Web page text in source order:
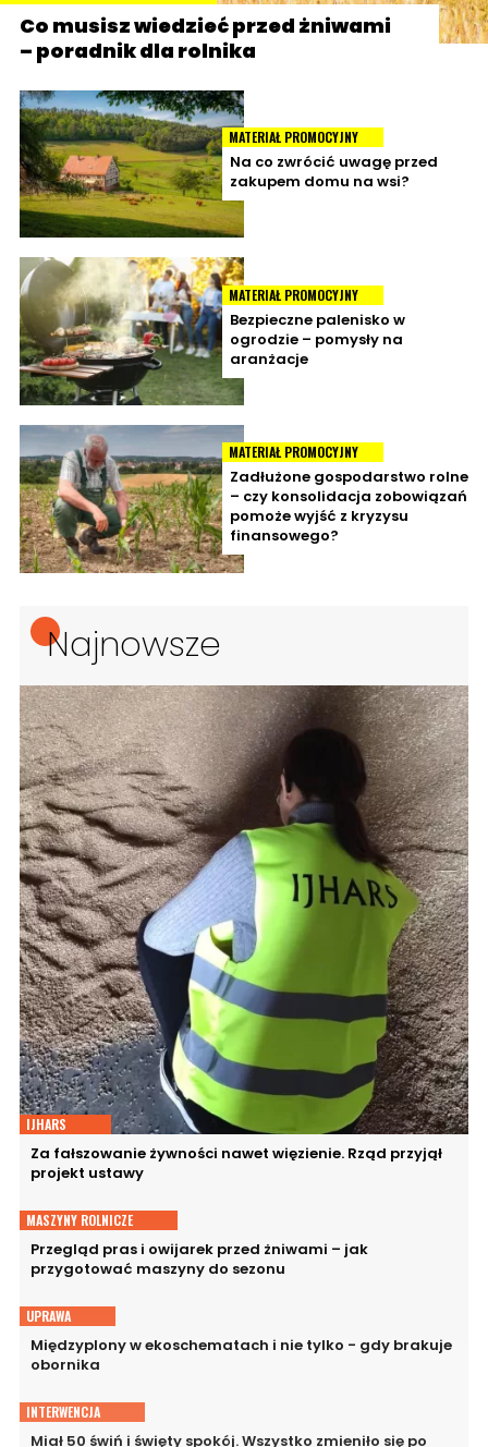
Co musisz wiedzieć przed żniwami
– poradnik dla rolnika
MATERIAŁ PROMOCYJNY
Na co zwrócić uwagę przed
zakupem domu na wsi?
MATERIAŁ PROMOCYJNY
Bezpieczne palenisko w
ogrodzie – pomysły na
aranżacje
MATERIAŁ PROMOCYJNY
Zadłużone gospodarstwo rolne
– czy konsolidacja zobowiązań
pomoże wyjść z kryzysu
finansowego?
Najnowsze
IJHARS
Za fałszowanie żywności nawet więzienie. Rząd przyjął
projekt ustawy
MASZYNY ROLNICZE
Przegląd pras i owijarek przed żniwami – jak
przygotować maszyny do sezonu
UPRAWA
Międzyplony w ekoschematach i nie tylko - gdy brakuje
obornika
INTERWENCJA
Miał 50 świń i święty spokój. Wszystko zmieniło się po